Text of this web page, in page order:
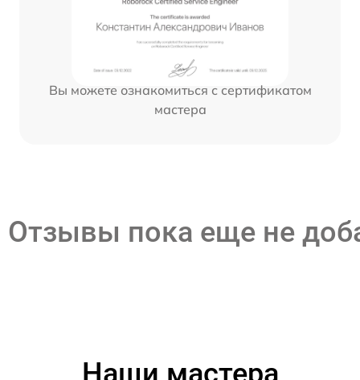
Вы можете ознакомиться с сертификатом
мастера
Отзывы пока еще не
Наши мастера